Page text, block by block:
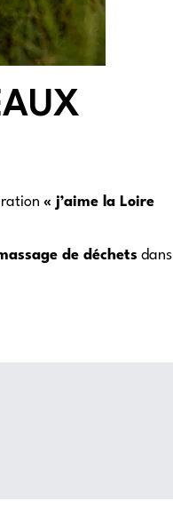
« j’aime la Loire
de déchets dans